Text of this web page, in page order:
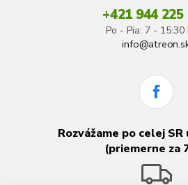
+421 944 225
Po - Pia: 7 - 15:30
Rozvážame po celej SR
(priemerne za